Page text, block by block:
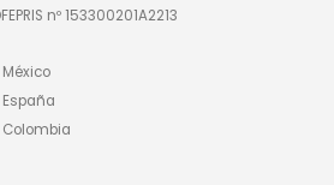
nº 153300201A2213